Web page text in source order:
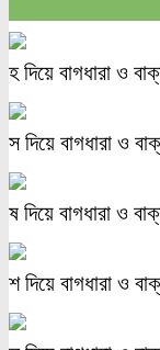
হ দিয়ে বাগধারা ও
স দিয়ে বাগধারা ও
ষ দিয়ে বাগধারা ও
শ দিয়ে বাগধারা ও